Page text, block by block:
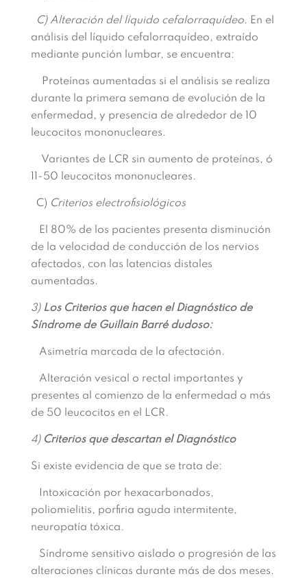
C) Alteración del líquido cefalorraquídeo. En el
análisis del líquido cefalorraquídeo, extraído
mediante punción lumbar, se encuentra:
Proteínas aumentadas si el análisis se realiza
durante la primera semana de evolución de la
enfermedad, y presencia de alrededor de 10
leucocitos mononucleares.
Variantes de LCR sin aumento de proteínas, ó
11-50 leucocitos mononucleares.
C) Criterios electrofisiológicos
El 80% de los pacientes presenta disminución
de la velocidad de conducción de los nervios
afectados, con las latencias distales
aumentadas.
3)Los Criterios que hacen el Diagnóstico de
Síndrome de Guillain Barré dudoso:
Asimetría marcada de la afectación.
Alteración vesical o rectal importantes y
presentes al comienzo de la enfermedad o más
de 50 leucocitos en el LCR.
4)Criterios que descartan el Diagnóstico
Si existe evidencia de que se trata de:
Intoxicación por hexacarbonados,
poliomielitis, porfiria aguda intermitente,
neuropatía tóxica.
Síndrome sensitivo aislado o progresión de las
alteraciones clínicas durante más de dos meses.